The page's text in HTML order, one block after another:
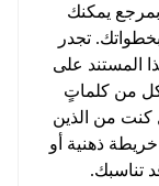
يمكنك
تجدر
المستند على
من كلماتٍ
كنت من الذين
ذهنية أو
تناسبك.